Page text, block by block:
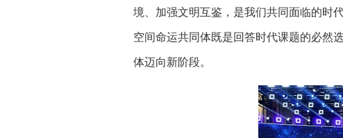
境、加强文明互鉴，是我们共同面临的时
空间命运共同体既是回答时代课题的必然
体迈向新阶段。